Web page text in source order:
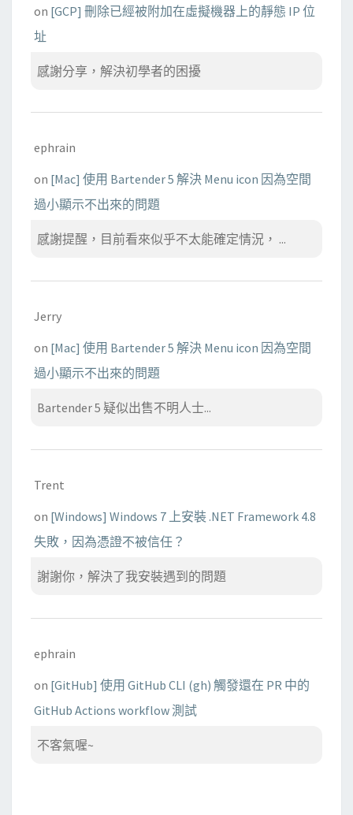
on [GCP] 刪除已經被附加在虛擬機器上的靜態 IP 位
址
感謝分享，解決初學者的困擾
ephrain
on [Mac] 使用 Bartender 5 解決 Menu icon 因為空間
過小顯示不出來的問題
感謝提醒，目前看來似乎不太能確定情況， ...
Jerry
on [Mac] 使用 Bartender 5 解決 Menu icon 因為空間
過小顯示不出來的問題
Bartender 5 疑似出售不明人士...
Trent
on [Windows] Windows 7 上安裝 .NET Framework 4.8
失敗，因為憑證不被信任？
謝謝你，解決了我安裝遇到的問題
ephrain
on [GitHub] 使用 GitHub CLI (gh) 觸發還在 PR 中的
GitHub Actions workflow 測試
不客氣喔~